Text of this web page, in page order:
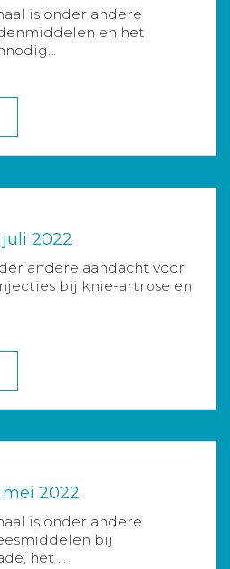
is onder andere
en het
2022
andere aandacht voor
bij knie-artrose en
2022
is onder andere
bij
het ...